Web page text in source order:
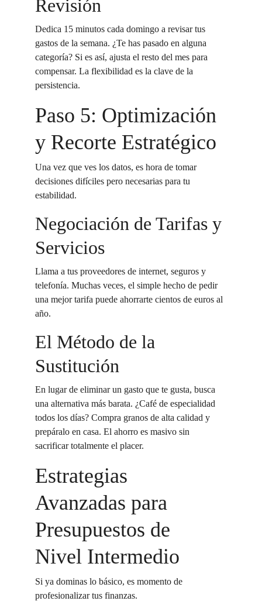
Revisión
Dedica 15 minutos cada domingo a revisar tus
gastos de la semana. ¿Te has pasado en alguna
categoría? Si es así, ajusta el resto del mes para
compensar. La flexibilidad es la clave de la
persistencia.
Paso 5: Optimización
y Recorte Estratégico
Una vez que ves los datos, es hora de tomar
decisiones difíciles pero necesarias para tu
estabilidad.
Negociación de Tarifas y
Servicios
Llama a tus proveedores de internet, seguros y
telefonía. Muchas veces, el simple hecho de pedir
una mejor tarifa puede ahorrarte cientos de euros al
año.
El Método de la
Sustitución
En lugar de eliminar un gasto que te gusta, busca
una alternativa más barata. ¿Café de especialidad
todos los días? Compra granos de alta calidad y
prepáralo en casa. El ahorro es masivo sin
sacrificar totalmente el placer.
Estrategias
Avanzadas para
Presupuestos de
Nivel Intermedio
Si ya dominas lo básico, es momento de
profesionalizar tus finanzas.